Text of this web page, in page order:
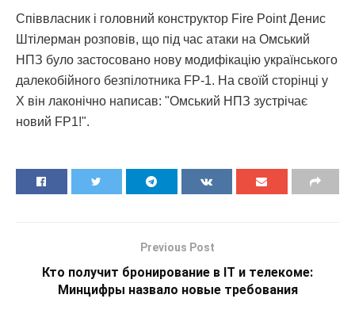
Співвласник і головний конструктор Fire Point Денис
Штілерман розповів, що під час атаки на Омський
НПЗ було застосовано нову модифікацію українського
далекобійного безпілотника FP-1. На своїй сторінці у
Х він лаконічно написав: "Омський НПЗ зустрічає
новий FP1!".
Previous Post
Кто получит бронирование в IT и телекоме:
Минцифры назвало новые требования